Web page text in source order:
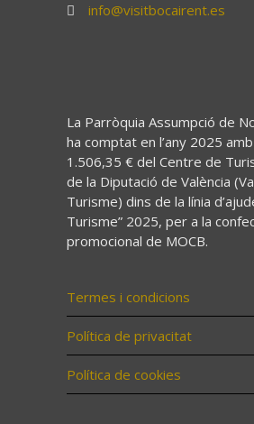
info@visitbocairent.es
La Parròquia Assumpció de
ha comptat en l’any 2025
1.506,35 € del Centre de
de la Diputació de València
Turisme) dins de la línia
Turisme” 2025, per a la
promocional de MOCB.
Termes i condicions
Política de privacitat
Política de cookies